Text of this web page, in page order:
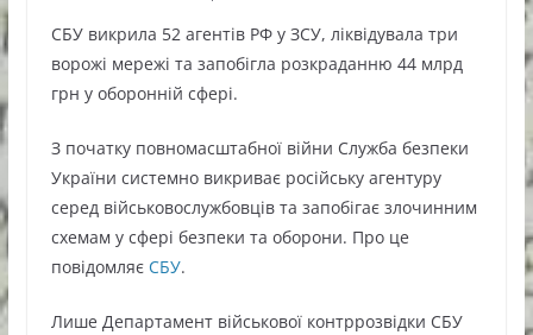
СБУ викрила 52 агентів РФ у ЗСУ, ліквідувала три
ворожі мережі та запобігла розкраданню 44 млрд
грн у оборонній сфері.
З початку повномасштабної війни Служба безпеки
України системно викриває російську агентуру
серед військовослужбовців та запобігає злочинним
схемам у сфері безпеки та оборони. Про це
повідомляє СБУ.
Лише Департамент військової контррозвідки СБУ